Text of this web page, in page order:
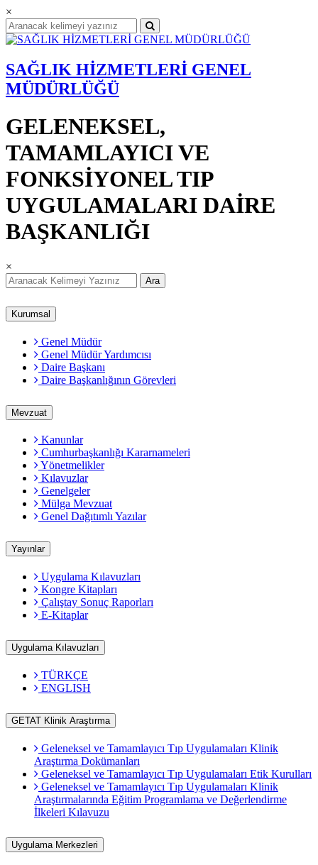
×
SAĞLIK HİZMETLERİ GENEL
MÜDÜRLÜĞÜ
GELENEKSEL,
TAMAMLAYICI VE
FONKSİYONEL TIP
UYGULAMALARI DAİRE
BAŞKANLIĞI
×
Ara
Kurumsal
Genel Müdür
Genel Müdür Yardımcısı
Daire Başkanı
Daire Başkanlığının Görevleri
Mevzuat
Kanunlar
Cumhurbaşkanlığı Kararnameleri
Yönetmelikler
Kılavuzlar
Genelgeler
Mülga Mevzuat
Genel Dağıtımlı Yazılar
Yayınlar
Uygulama Kılavuzları
Kongre Kitapları
Çalıştay Sonuç Raporları
E-Kitaplar
Uygulama Kılavuzları
TÜRKÇE
ENGLISH
GETAT Klinik Araştırma
Geleneksel ve Tamamlayıcı Tıp Uygulamaları Klinik
Araştırma Dokümanları
Geleneksel ve Tamamlayıcı Tıp Uygulamaları Etik Kurulları
Geleneksel ve Tamamlayıcı Tıp Uygulamaları Klinik
Araştırmalarında Eğitim Programlama ve Değerlendirme
İlkeleri Kılavuzu
Uygulama Merkezleri